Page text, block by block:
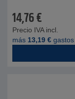
14,76€
Precio IVA incl.
más 13,19 €